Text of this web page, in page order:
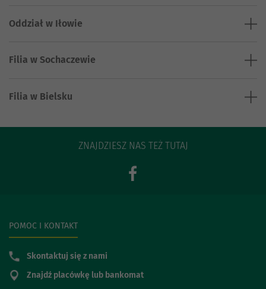
Oddział w Iłowie
Filia w Sochaczewie
Filia w Bielsku
ZNAJDZIESZ NAS TEŻ TUTAJ
POMOC I KONTAKT
Skontaktuj się z nami
Znajdź placówkę lub bankomat